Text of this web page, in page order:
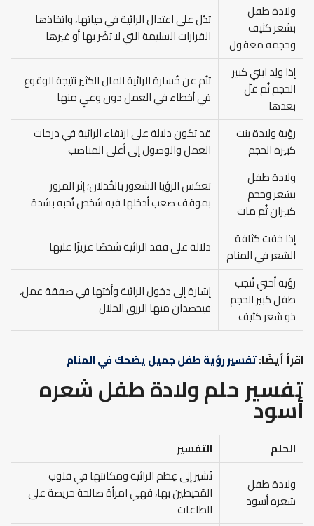
ولادة طفل
بشعر كثيف
وحجمه معقول
تدُل على اعتدال الرائية في حياتها، واتخاذها
القرارات السليمة التي لا تضُر بها أو غيرها
إذا ولِد ابني كبير
الحجم ثُم قلّ
بعدها
تنُم عن خُسارة الرائية المال الكثير نتيجة الوقوع
في أخطاء في العمل دون وعيٍ منها
رؤية ولادة بنت
كبيرة الحجم
قد تكون دلالة على ارتقاء الرائية في درجات
العمل والوصول إلى أعلى المناصب
ولادة طفل
بشعر وحجم
كبيران ثُم مات
تعكس الرؤيا الشعور بالخُذلان؛ إثر المرور
بموقف صعب أدخلها فيه شخص تُحبه بشدة
إذا خفت كثافة
الشعر في المنام
دلالة على فقد الرائية شخصًا عزيزًا عليها
رؤية أختي تُنجب
طفل كبير الحجم
ذو شعر كثيف
إشارة إلى دخول الرائية وأختها في صفقة عمل،
فيحصدان منها الرزق الحلال
اقرأ أيضًا:تفسير رؤية طفل جميل يضحك في المنام
تفسير حلم ولادة طفل شعره
أسود
الحلم
التفسير
ولادة طفل
شعره أسود
تُشير إلى عِظم الرائية ومكانتها في قلوب
المُحيطين بها، فهي امرأة صالحة حريصة على
الطاعات